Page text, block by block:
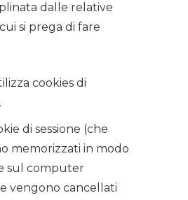
dalle relative
si prega di fare
cookies di
di sessione (che
memorizzati in modo
sul computer
vengono cancellati